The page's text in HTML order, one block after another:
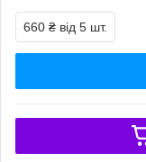
660 ₴ від 5 шт.